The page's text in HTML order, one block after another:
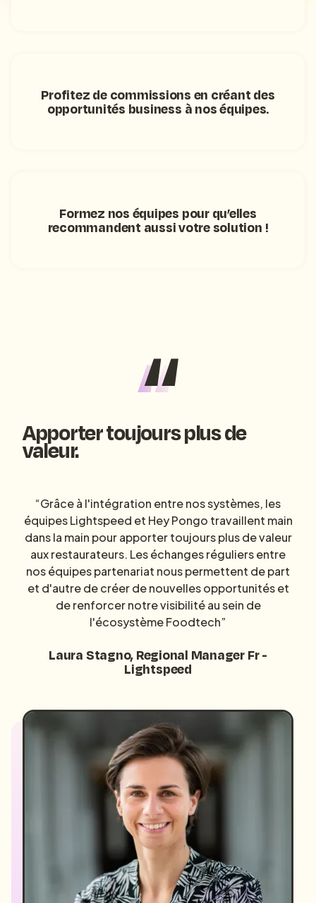
Profitez de commissions en créant des
opportunités business à nos équipes.
Formez nos équipes pour qu’elles
recommandent aussi votre solution !
Apporter toujours plus de
valeur.
“Grâce à l'intégration entre nos systèmes, les
équipes Lightspeed et Hey Pongo travaillent main
dans la main pour apporter toujours plus de valeur
aux restaurateurs. Les échanges réguliers entre
nos équipes partenariat nous permettent de part
et d'autre de créer de nouvelles opportunités et
de renforcer notre visibilité au sein de
l'écosystème Foodtech”
Laura Stagno, Regional Manager Fr -
Lightspeed